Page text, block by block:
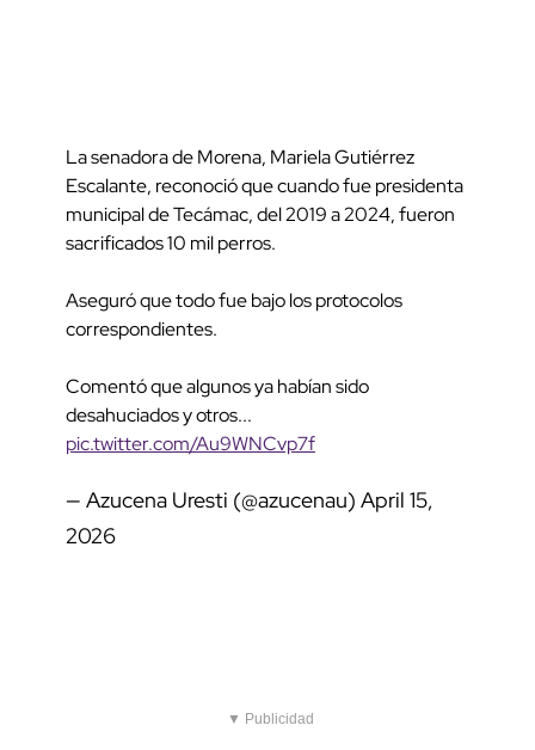
La senadora de Morena, Mariela Gutiérrez
Escalante, reconoció que cuando fue presidenta
municipal de Tecámac, del 2019 a 2024, fueron
sacrificados 10 mil perros.
Aseguró que todo fue bajo los protocolos
correspondientes.
Comentó que algunos ya habían sido
desahuciados y otros...
pic.twitter.com/Au9WNCvp7f
— Azucena Uresti (@azucenau) April 15,
2026
▼ Publicidad